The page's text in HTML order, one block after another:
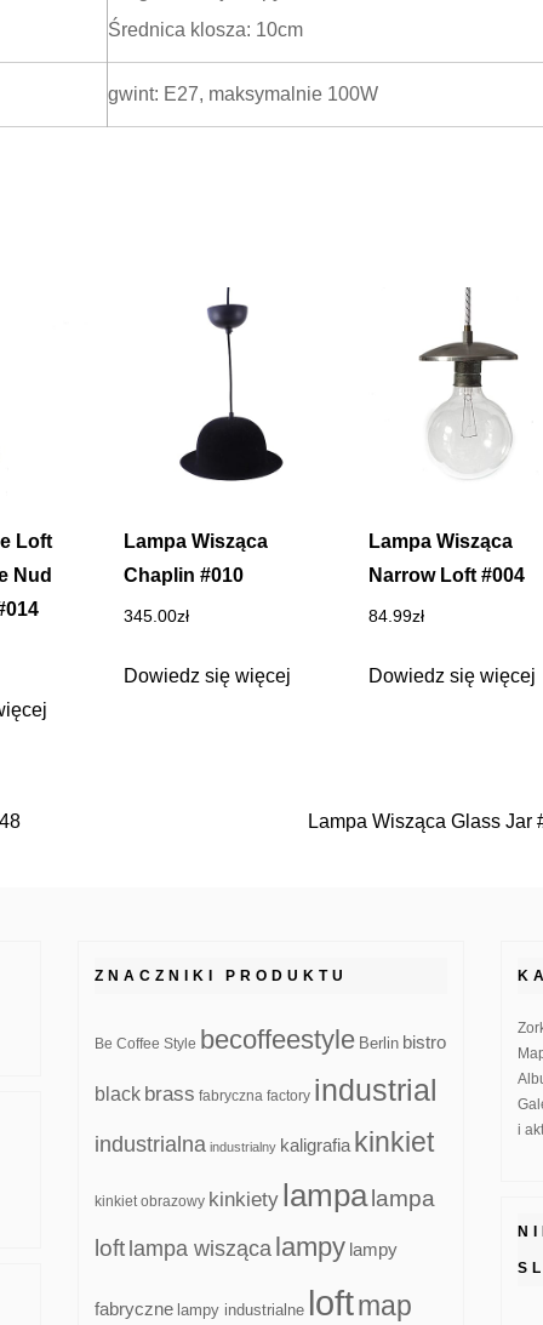
Średnica klosza: 10cm
gwint: E27, maksymalnie 100W
Loft
Nud
Lampa Wisząca
Chaplin #010
345.00zł
Dowiedz się więcej
Lampa Wisząca
Narrow Loft #004
84.99zł
Dowiedz się więcej
Lampa Wisząca Glass Jar
ZNACZNIKI PRODUKTU
Be Coffee Style becoffeestyle Berlin bistro
black brass fabryczna factory industrial
industrialna industrialny kaligrafia kinkiet
kinkiet obrazowy kinkiety lampa lampa
loft lampa wisząca lampy lampy
fabryczne lampy industrialne loftmap
i